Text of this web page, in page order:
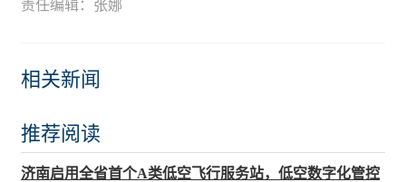
责任编辑：张娜
相关新闻
推荐阅读
济南启用全省首个A类低空飞行服务站，低空数字化管控